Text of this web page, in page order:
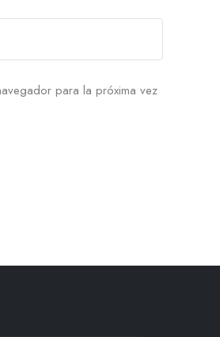
para la próxima vez